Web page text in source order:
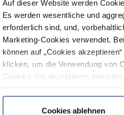
Auf dieser Website werden
Es werden wesentliche und
erforderlich sind, und,
Marketing-Cookies verwendet.
können auf „Cookies
klicken, um die Verwendung von
Cookies Sie akzeptieren
Cookies ablehnen